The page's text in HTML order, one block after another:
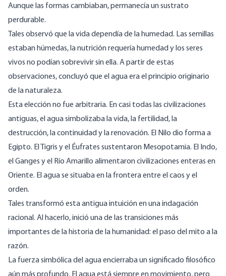
Aunque las formas cambiaban, permanecía un sustrato
perdurable.
Tales observó que la vida dependía de la humedad. Las semillas
estaban húmedas, la nutrición requería humedad y los seres
vivos no podían sobrevivir sin ella. A partir de estas
observaciones, concluyó que el agua era el principio originario
de la naturaleza.
Esta elección no fue arbitraria. En casi todas las civilizaciones
antiguas, el agua simbolizaba la vida, la fertilidad, la
destrucción, la continuidad y la renovación. El Nilo dio forma a
Egipto. El Tigris y el Éufrates sustentaron Mesopotamia. El Indo,
el Ganges y el Río Amarillo alimentaron civilizaciones enteras en
Oriente. El agua se situaba en la frontera entre el caos y el
orden.
Tales transformó esta antigua intuición en una indagación
racional. Al hacerlo, inició una de las transiciones más
importantes de la historia de la humanidad: el paso del mito a la
razón.
La fuerza simbólica del agua encierraba un significado filosófico